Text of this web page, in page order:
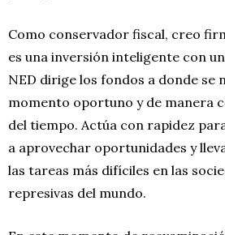
Como conservador fiscal, creo
es una inversión inteligente con
NED dirige los fondos a donde se
momento oportuno y de manera
del tiempo. Actúa con rapidez
a aprovechar oportunidades y
las tareas más difíciles en las
represivas del mundo.